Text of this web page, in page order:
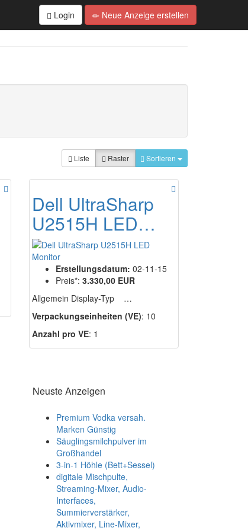
Login Neue Anzeige erstellen
Liste Raster Sortieren
Dell UltraSharp
U2515H LED…
Erstellungsdatum: 02-11-15
Preis*:3.330,00 EUR
Allgemein Display-Typ …
Verpackungseinheiten (VE): 10
Anzahl pro VE: 1
Neuste Anzeigen
Premium Vodka versah.
Marken Günstig
Säuglingsmilchpulver im
Großhandel
3-in-1 Höhle (Bett+Sessel)
digitale Mischpulte,
Streaming-Mixer, Audio-
Interfaces,
Summierverstärker,
Aktivmixer, Line-Mixer,